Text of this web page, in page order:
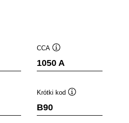
CCA
1050 A
Krótki kod
B90